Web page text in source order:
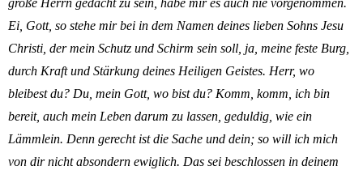
große Herrn gedacht zu sein, habe mir es auch nie vorgenommen.
Ei, Gott, so stehe mir bei in dem Namen deines lieben Sohns Jesu
Christi, der mein Schutz und Schirm sein soll, ja, meine feste Burg,
durch Kraft und Stärkung deines Heiligen Geistes. Herr, wo
bleibest du? Du, mein Gott, wo bist du? Komm, komm, ich bin
bereit, auch mein Leben darum zu lassen, geduldig, wie ein
Lämmlein. Denn gerecht ist die Sache und dein; so will ich mich
von dir nicht absondern ewiglich. Das sei beschlossen in deinem